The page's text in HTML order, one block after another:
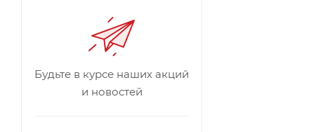
Будьте в курсе наших акций
и новостей